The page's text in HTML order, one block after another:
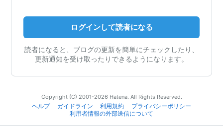
ログインして読者になる
読者になると、ブログの更新を簡単にチェックしたり、
更新通知を受け取ったりできるようになります。
Copyright (C) 2001-2026 Hatena. All Rights Reserved.
ヘルプ
ガイドライン 利用規約
プライバシーポリシー
利用者情報の外部送信について